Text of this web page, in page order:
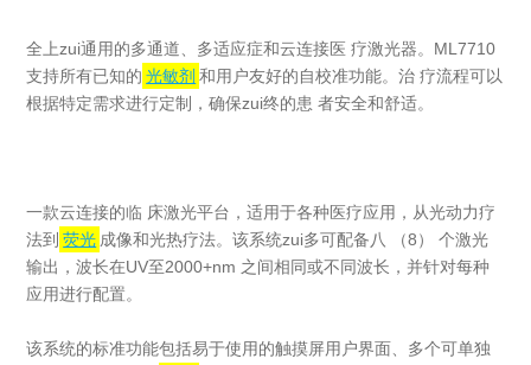
全上zui通用的多通道、多适应症和云连接医 疗激光器。ML7710
支持所有已知的 光敏剂 和用户友好的自校准功能。治 疗流程可以
根据特定需求进行定制，确保zui终的患 者安全和舒适。
一款云连接的临 床激光平台，适用于各种医疗应用，从光动力疗
法到 荧光 成像和光热疗法。该系统zui多可配备八 （8） 个激光
输出，波长在UV至2000+nm 之间相同或不同波长，并针对每种
应用进行配置。
该系统的标准功能包括易于使用的触摸屏用户界面、多个可单独